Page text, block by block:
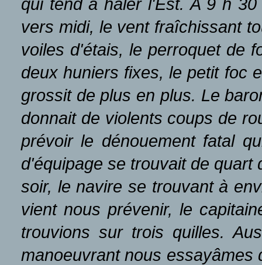
vers midi, le vent fraîchissant
voiles d'étais, le perroquet de
deux huniers fixes, le petit foc
grossit de plus en plus. Le
donnait de violents coups de
prévoir le dénouement fatal
d'équipage se trouvait de
soir, le navire se trouvant à
vient nous prévenir, le
trouvions sur trois quilles.
manoeuvrant nous essayâmes